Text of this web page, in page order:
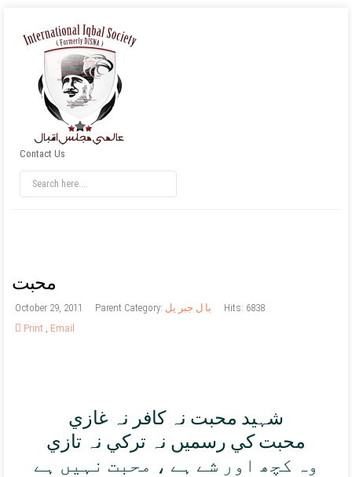
Contact Us
محبت
October 29, 2011 Parent Category: با ل جبر یل
Hits: 6838
Print , Email
شہيد محبت نہ کافر نہ غازي
محبت کي رسميں نہ ترکي نہ تازي
وہ کچھ اور شے ہے ، محبت نہيں ہے